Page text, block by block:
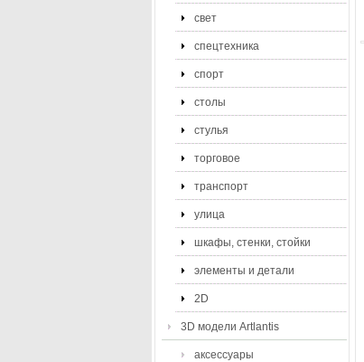
свет
спецтехника
спорт
столы
стулья
торговое
транспорт
улица
шкафы, стенки, стойки
элементы и детали
2D
3D модели Artlantis
аксессуары